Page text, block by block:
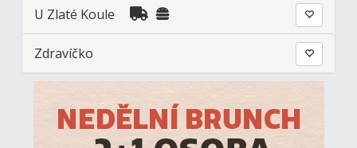
U Zlaté Koule
Zdravíčko